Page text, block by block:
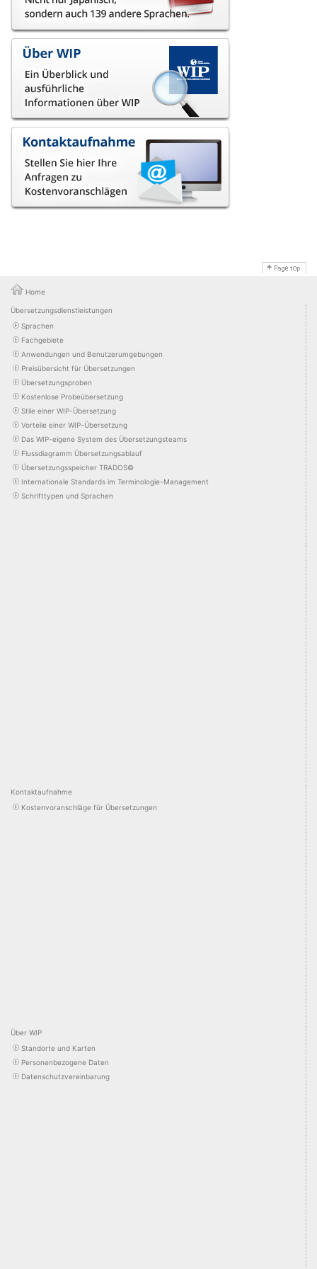
Home
Übersetzungsdienstleistungen
Sprachen
Fachgebiete
Anwendungen und Benutzerumgebungen
Preisübersicht für Übersetzungen
Übersetzungsproben
Kostenlose Probeübersetzung
Stile einer WIP-Übersetzung
Vorteile einer WIP-Übersetzung
Das WIP-eigene System des Übersetzungsteams
Flussdiagramm Übersetzungsablauf
Übersetzungsspeicher TRADOS©
Internationale Standards im Terminologie-Management
Schrifttypen und Sprachen
Kontaktaufnahme
Kostenvoranschläge für Übersetzungen
Über WIP
Standorte und Karten
Personenbezogene Daten
Datenschutzvereinbarung